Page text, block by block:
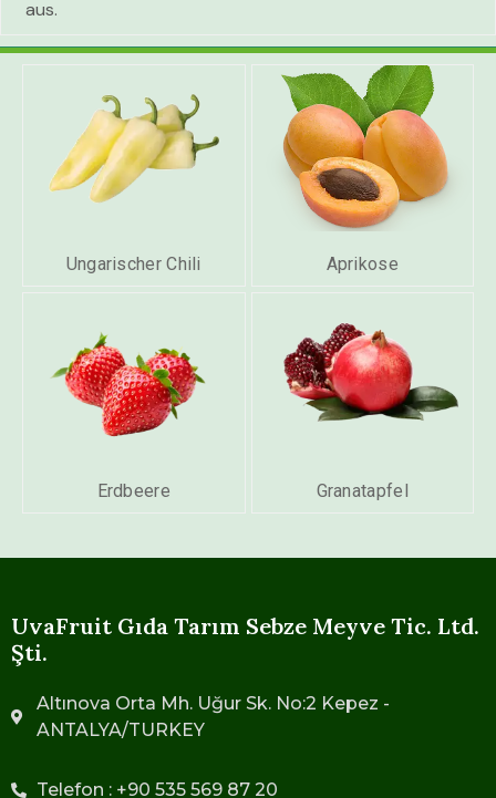
aus.
Ungarischer Chili Aprikose
Erdbeere Granatapfel
UvaFruit Gıda Tarım Sebze Meyve Tic. Ltd.
Şti.
Altınova Orta Mh. Uğur Sk. No:2 Kepez -
ANTALYA/TURKEY
Telefon : +90 535 569 87 20